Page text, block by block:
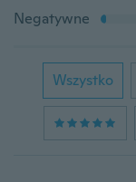
Negatywne
Wszystko